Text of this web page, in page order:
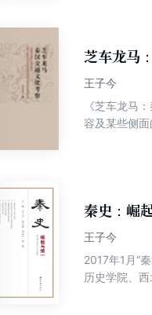
芝车龙马
王子今
《芝车龙马
容及某些侧
秦史：崛
王子今
2017年1月“
历史学院、